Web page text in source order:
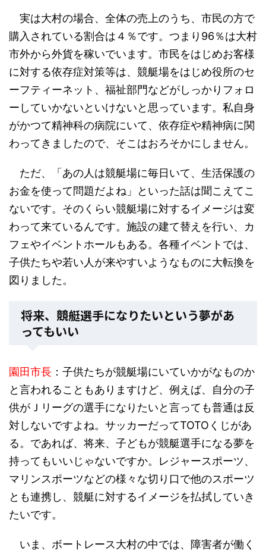
実は大村の場合、全体の売上のうち、市民の方で
購入されている割合は４％です。つまり96％は大村
市外から外貨を稼いでいます。市民をはじめお客様
に対する依存症対策等は、競艇場をはじめ役所のセ
ーフティーネット、福祉部門などがしっかりフォロ
ーしていかないといけないと思っています。私自身
がかつて精神科の病院にいて、依存症や精神病に関
わってきましたので、そこはおろそかにしません。
ただ、「あの人は競艇場に毎日いて、生活保護の
お金を使って問題だよね」といった話は聞こえてこ
ないです。そのくらい競艇場に対するイメージは変
わって来ているんです。施設の建て替えを行い、カ
フェやイベントホールもある。各種イベントでは、
子供たちや若い人が来やすいようなものに大転換を
図りました。
将来、競艇選手になりたいという夢があ
ってもいい
園田市長 ：子供たちが競艇場にいていかがなものか
と言われることもありますけど、例えば、自分の子
供がＪリーグの選手になりたいと言っても普通は反
対しないですよね。サッカーだってTOTOくじがあ
る。であれば、将来、子どもが競艇選手になる夢を
持ってもいいじゃないですか。レジャースポーツ、
マリンスポーツなどの様々な切り口で他のスポーツ
とも連携し、競艇に対するイメージを払拭していき
たいです。
いま、ボートレース大村の中では、障害者が働く